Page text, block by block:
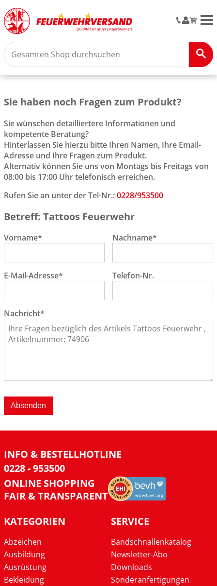
Sie haben noch Fragen zum Produkt?
Sie wünschen detailliertere Informationen und
kompetente Beratung?
Hinterlassen Sie hierzu bitte Ihren Namen, Ihre Email-
Adresse und Ihre Fragen zum Produkt.
Alternativ können Sie uns von Montags bis Freitags von
08:00 bis 17:00 Uhr telefonisch erreichen.
Rufen Sie an unter der Tel-Nr.:0228/953500
Betreff: Tattoos Feuerwehr
Vorname* Nachname*
E-Mail-Adresse* Telefon-Nr.
Nachricht*
Absenden
INFO & BESTELLHOTLINE
0228 - 953500
ONLINE SHOPPING
FAIR & TRANSPARENT
KATEGORIEN
Abzeichen
Ausbildung
Ausrüstung
Bekleidung
SERVICE
Bandschnallenkatalog
Newsletter-Abo
Downloads
Sonderanfertigungen